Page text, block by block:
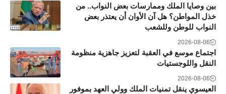
بين وصايا الملك وممارسات بعض النواب.. من
خذل المواطن؟ هل آن الأوان أن يعتذر بعض
النواب للوطن وللشعب
2026-08-06
اجتماع موسع في العقبة لتعزيز جاهزية منظومة
النقل واللوجستيات
2026-08-06
العيسوي ينقل تمنيات الملك وولي العهد بموفور